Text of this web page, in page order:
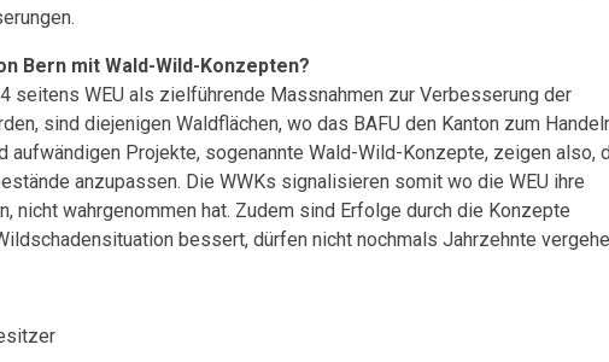
Bern mit Wald-Wild-Konzepten?
seitens WEU als zielführende Massnahmen zur Verbesserung der
sind diejenigen Waldflächen, wo das BAFU den Kanton zum
Projekte, sogenannte Wald-Wild-Konzepte, zeigen also,
anzupassen. Die WWKs signalisieren somit wo die WEU ihre
nicht wahrgenommen hat. Zudem sind Erfolge durch die Konzepte
bessert, dürfen nicht nochmals Jahrzehnte